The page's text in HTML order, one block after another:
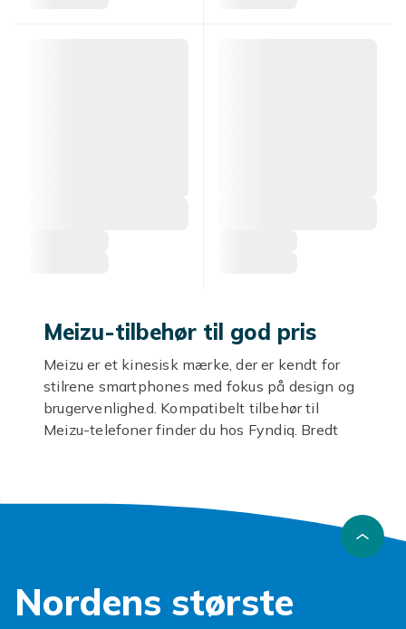
Meizu-tilbehør til god pris
Meizu er et kinesisk mærke, der er kendt for
stilrene smartphones med fokus på design og
brugervenlighed. Kompatibelt tilbehør til
Meizu-telefoner finder du hos Fyndiq. Bredt
Beskyt din Meizu mod stød og ridser med et
passende cover. TPU-covers i silikone er
Nordens største